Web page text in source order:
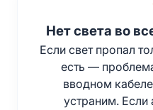
Нет света во
Если свет пропал
есть —
вводном
устраним.